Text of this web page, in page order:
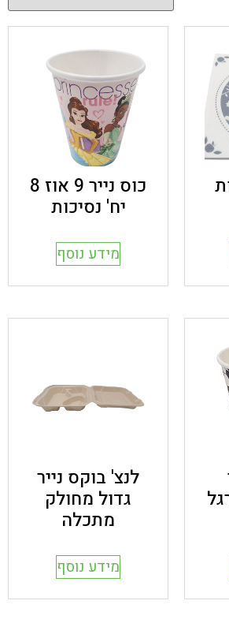
כוס נייר 9 אוז 8
יח' נסיכות
מידע נוסף
לנצ' בוקס נייר
גדול מחולק
מתכלה
מידע נוסף